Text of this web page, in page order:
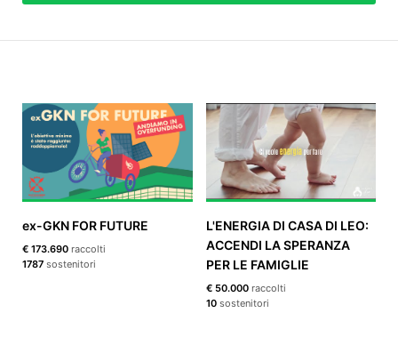
ex-GKN FOR FUTURE
€ 173.690 raccolti
1787 sostenitori
L'ENERGIA DI CASA DI LEO:
ACCENDI LA SPERANZA
PER LE FAMIGLIE
€ 50.000 raccolti
10 sostenitori